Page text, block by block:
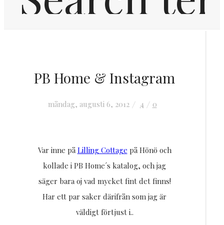
Inredning
KONTAKT
FRÅGOR & SVAR
PB Home & Instagram
måndag, augusti 6, 2012 4 0
Var inne påLilling Cottage på Hönö och
kollade i PB Home´s katalog, och jag
säger bara oj vad mycket fint det finns!
Har ett par saker därifrån som jag är
väldigt förtjust i..